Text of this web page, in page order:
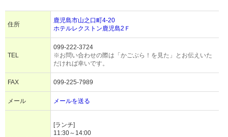
住所
鹿児島市山之口町4-20
ホテルレクストン鹿児島2Ｆ
TEL
099-222-3724
※お問い合わせの際は「かごぶら！を見た」とお伝えいた
だければ幸いです。
FAX 099-225-7989
メール メールを送る
[ランチ]
11:30～14:00